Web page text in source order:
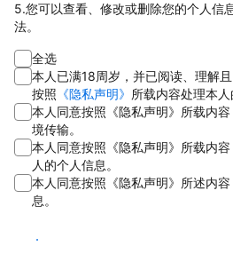
5.您可以查看、修改或删除您的个人信
法。
全选
本人已满18周岁，并已阅读、理解
按照 《隐私声明》 所载内容处理本人
本人同意按照《隐私声明》所载内
境传输。
本人同意按照《隐私声明》所载内
人的个人信息。
本人同意按照《隐私声明》所述内
息。
同意